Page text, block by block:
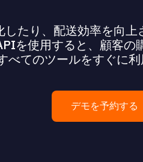
したり、配送効率を向
を使用すると、顧客の
べてのツールをすぐに利
デモを予約する